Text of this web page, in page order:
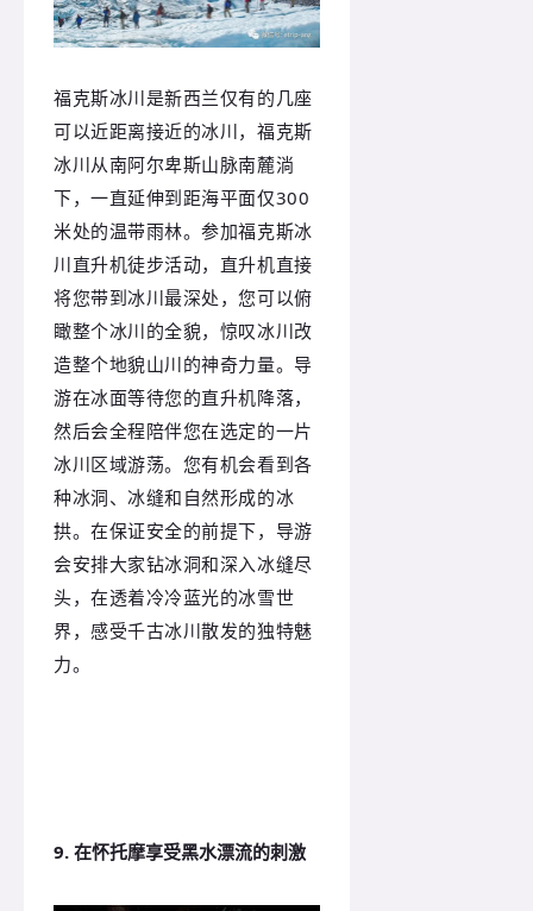
福克斯冰川是新西兰仅有的几座
可以近距离接近的冰川，福克斯
冰川从南阿尔卑斯山脉南麓淌
下，一直延伸到距海平面仅300
米处的温带雨林。参加福克斯冰
川直升机徒步活动，直升机直接
将您带到冰川最深处，您可以俯
瞰整个冰川的全貌，惊叹冰川改
造整个地貌山川的神奇力量。导
游在冰面等待您的直升机降落，
然后会全程陪伴您在选定的一片
冰川区域游荡。您有机会看到各
种冰洞、冰缝和自然形成的冰
拱。在保证安全的前提下，导游
会安排大家钻冰洞和深入冰缝尽
头，在透着冷冷蓝光的冰雪世
界，感受千古冰川散发的独特魅
力。
9. 在怀托摩享受黑水漂流的刺激